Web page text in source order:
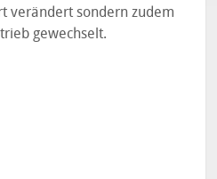
verändert sondern zudem
gewechselt.